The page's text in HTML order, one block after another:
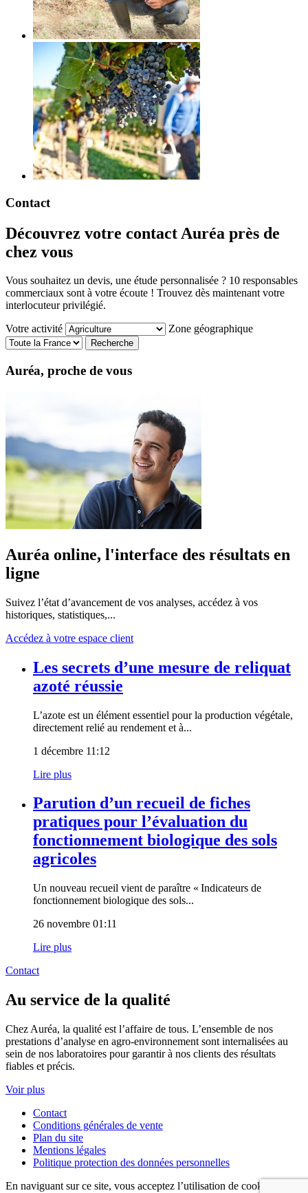
Contact
Découvrez votre contact Auréa près de
chez vous
Vous souhaitez un devis, une étude personnalisée ? 10 responsables
commerciaux sont à votre écoute ! Trouvez dès maintenant votre
interlocuteur privilégié.
Votre activité
Zone géographique
Auréa, proche de vous
Auréa online, l'interface des résultats en
ligne
Suivez l’état d’avancement de vos analyses, accédez à vos
historiques, statistiques,...
Accédez à votre espace client
Les secrets d’une mesure de reliquat
azoté réussie
L’azote est un élément essentiel pour la production végétale,
directement relié au rendement et à...
1 décembre 11:12
Lire plus
Parution d’un recueil de fiches
pratiques pour l’évaluation du
fonctionnement biologique des sols
agricoles
Un nouveau recueil vient de paraître « Indicateurs de
fonctionnement biologique des sols...
26 novembre 01:11
Lire plus
Contact
Au service de la qualité
Chez Auréa, la qualité est l’affaire de tous. L’ensemble de nos
prestations d’analyse en agro-environnement sont internalisées au
sein de nos laboratoires pour garantir à nos clients des résultats
fiables et précis.
Voir plus
Contact
Conditions générales de vente
Plan du site
Mentions légales
Politique protection des données personnelles
En naviguant sur ce site, vous acceptez l’utilisation de cookies